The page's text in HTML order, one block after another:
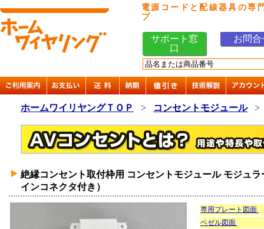
電源コードと配線器具の専
プ
サポート窓
口
お問合
ホームワイリヤングＴＯＰ > コンセントモジュール
絶縁コンセント取付枠用 コンセントモジュール モジュ
インコネクタ付き）
専用プレート図面
ベゼル図面